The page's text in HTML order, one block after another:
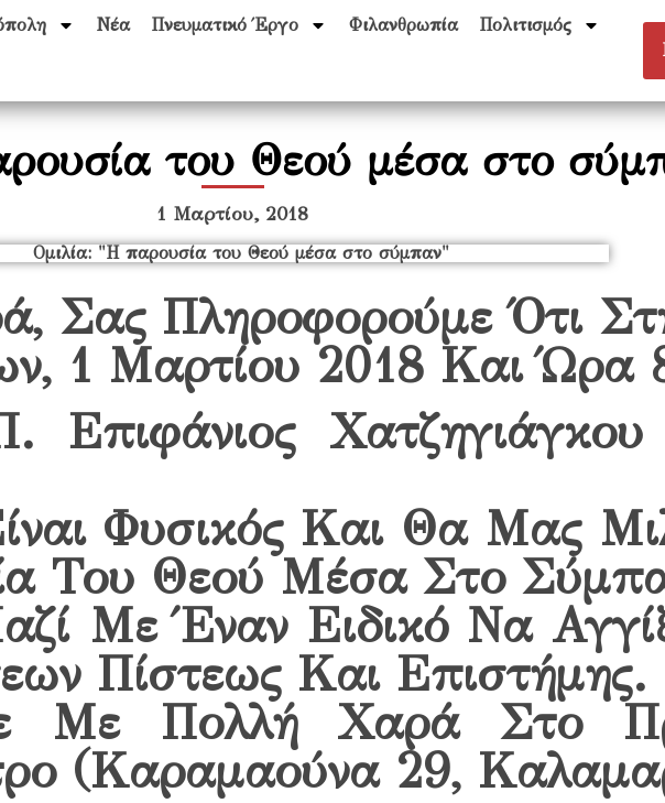
Νέα Πνευματικό Έργο Φιλανθρωπία Πολιτισμός
του Θεού μέσα στο
1 Μαρτίου, 2018
Σας Πληροφορούμε Ότι
1 Μαρτίου 2018 Και Ώρα
Φυσικός Και Θα Μας
Του Θεού Μέσα Στο
Με Έναν Ειδικό Να
Πίστεως Και Επιστήμης.
Με Πολλή Χαρά Στο
(Καραμαούνα 29,